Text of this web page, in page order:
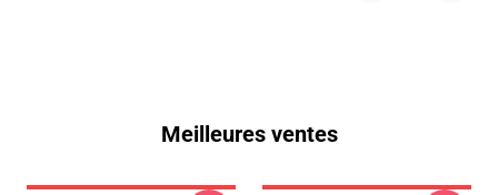
Meilleures ventes